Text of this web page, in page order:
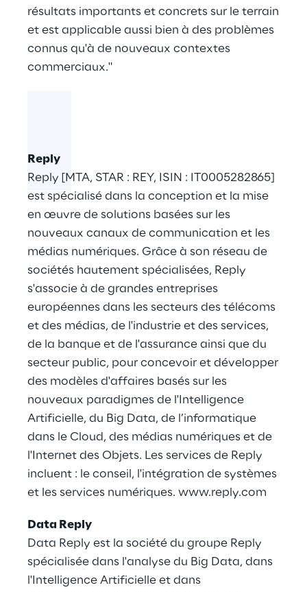
résultats importants et concrets sur le terrain
et est applicable aussi bien à des problèmes
connus qu'à de nouveaux contextes
commerciaux."
Reply
Reply [MTA, STAR : REY, ISIN : IT0005282865]
est spécialisé dans la conception et la mise
en œuvre de solutions basées sur les
nouveaux canaux de communication et les
médias numériques. Grâce à son réseau de
sociétés hautement spécialisées, Reply
s'associe à de grandes entreprises
européennes dans les secteurs des télécoms
et des médias, de l'industrie et des services,
de la banque et de l'assurance ainsi que du
secteur public, pour concevoir et développer
des modèles d'affaires basés sur les
nouveaux paradigmes de l'Intelligence
Artificielle, du Big Data, de l’informatique
dans le Cloud, des médias numériques et de
l'Internet des Objets. Les services de Reply
incluent : le conseil, l'intégration de systèmes
et les services numériques. www.reply.com
Data Reply
Data Reply est la société du groupe Reply
spécialisée dans l'analyse du Big Data, dans
l'Intelligence Artificielle et dans